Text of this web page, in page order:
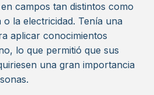
campos tan distintos como
la electricidad. Tenía una
aplicar conocimientos
lo que permitió que sus
una gran importancia